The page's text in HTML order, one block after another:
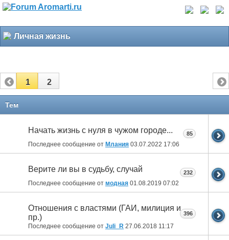
Личная жизнь
1 2
Тем
Начать жизнь с нуля в чужом городе...
Последнее сообщение от Млания 03.07.2022 17:06
85
Верите ли вы в судьбу, случай
Последнее сообщение от модная 01.08.2019 07:02
232
Отношения с властями (ГАИ, милиция и
пр.)
Последнее сообщение от Juli_R 27.06.2018 11:17
396